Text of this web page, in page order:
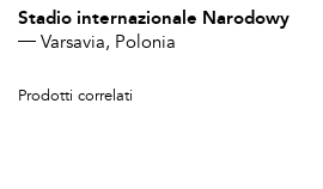
Stadio internazionale Narodowy
Varsavia, Polonia
Prodotti correlati